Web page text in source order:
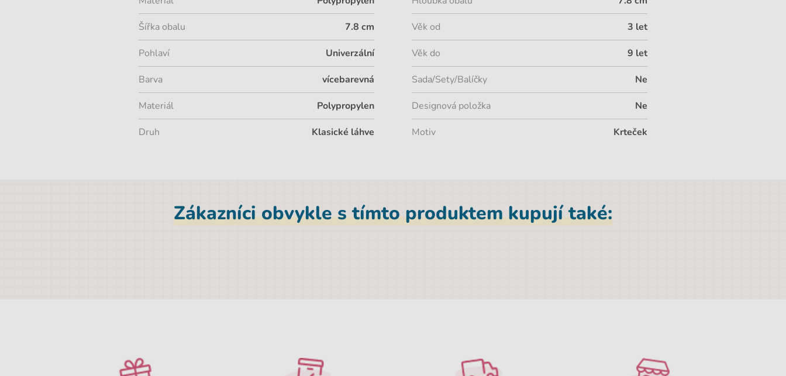
Šířka obalu 7.8 cm
Pohlaví Univerzální
Barva vícebarevná
Materiál Polypropylen
Druh Klasické láhve
Věk od 3 let
Věk do 9 let
Sada/Sety/Balíčky Ne
Designová položka Ne
Motiv Krteček
Zákazníci obvykle s tímto produktem kupují také: